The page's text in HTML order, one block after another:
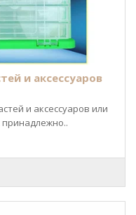
и аксессуаров
и аксессуаров или